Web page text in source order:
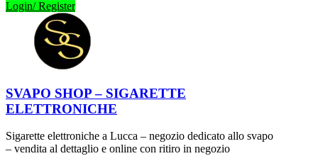
Login/ Register
SVAPO SHOP – SIGARETTE
ELETTRONICHE
Sigarette elettroniche a Lucca – negozio dedicato allo svapo
– vendita al dettaglio e online con ritiro in negozio